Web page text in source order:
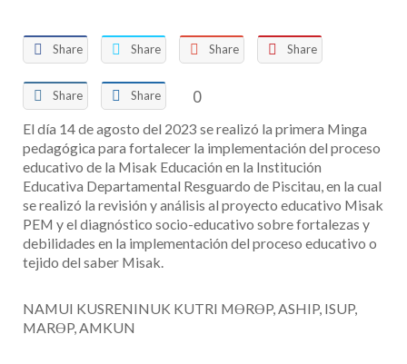
Share Share Share Share
Share Share 0
El día 14 de agosto del 2023 se realizó la primera Minga
pedagógica para fortalecer la implementación del proceso
educativo de la Misak Educación en la Institución
Educativa Departamental Resguardo de Piscitau, en la cual
se realizó la revisión y análisis al proyecto educativo Misak
PEM y el diagnóstico socio-educativo sobre fortalezas y
debilidades en la implementación del proceso educativo o
tejido del saber Misak.
NAMUI KUSRENINUK KUTRI MƟRƟP, ASHIP, ISUP,
MARƟP, AMKUN